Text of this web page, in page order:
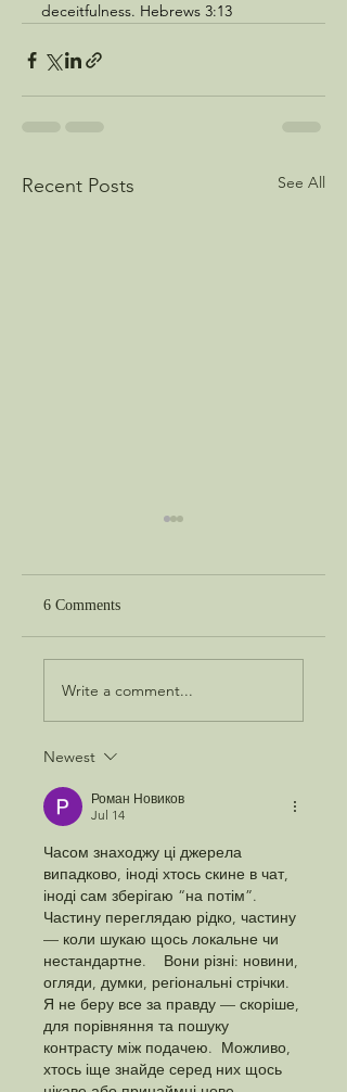
deceitfulness. Hebrews 3:13
Recent Posts See All
6 Comments
Write a comment...
Newest
Роман Новиков
Jul 14
Часом знаходжу ці джерела
випадково, іноді хтось скине в чат,
іноді сам зберігаю “на потім”.
Частину переглядаю рідко, частину
— коли шукаю щось локальне чи
нестандартне.    Вони різні: новини,
огляди, думки, регіональні стрічки.
Я не беру все за правду — скоріше,
для порівняння та пошуку
контрасту між подачею.  Можливо,
хтось іще знайде серед них щось